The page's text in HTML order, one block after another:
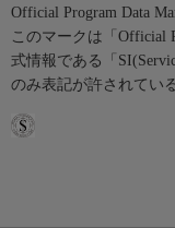
Official Program Data
このマークは「Official
式情報である「
のみ表記が許されてい